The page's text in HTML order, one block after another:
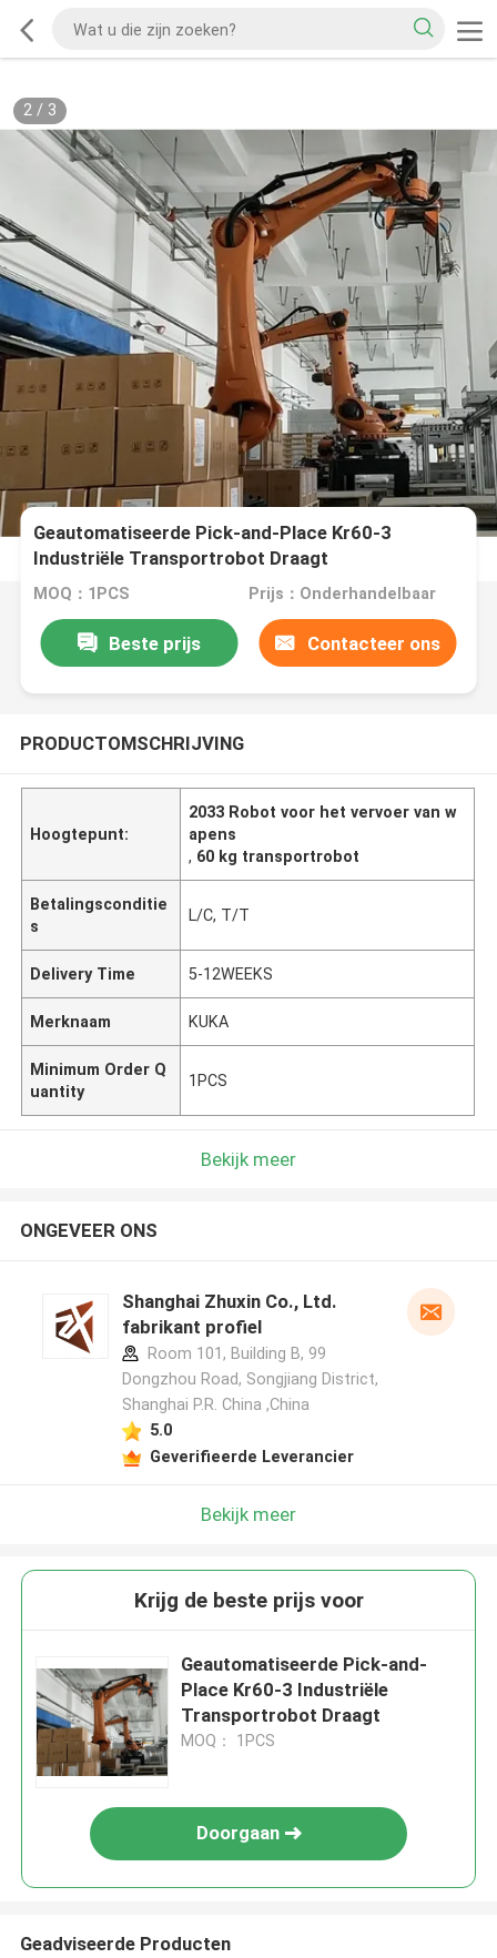
2/ 3
Geautomatiseerde Pick-and-Place Kr60-3
Industriële Transportrobot Draagt
MOQ：1PCS Prijs：Onderhandelbaar
Beste prijs Contacteer ons
PRODUCTOMSCHRIJVING
Hoogtepunt:
2033 Robot voor het vervoer van w
apens
, 60 kg transportrobot
Betalingsconditie
s
L/C, T/T
Delivery Time 5-12WEEKS
Merknaam KUKA
Minimum Order Q
uantity
1PCS
Bekijk meer
ONGEVEER ONS
Shanghai Zhuxin Co., Ltd.
fabrikant profiel
Room 101, Building B, 99
Dongzhou Road, Songjiang District,
Shanghai P.R. China ,China
5.0
Geverifieerde Leverancier
Bekijk meer
Krijg de beste prijs voor
Geautomatiseerde Pick-and-
Place Kr60-3 Industriële
Transportrobot Draagt
MOQ： 1PCS
Doorgaan
Geadviseerde Producten